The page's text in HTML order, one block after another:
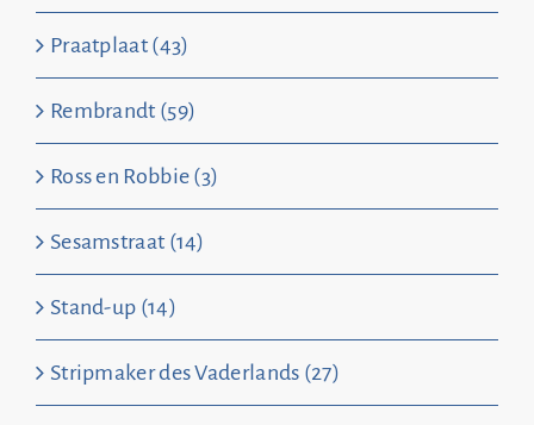
Praatplaat (43)
Rembrandt (59)
Ross en Robbie (3)
Sesamstraat (14)
Stand-up (14)
Stripmaker des Vaderlands (27)